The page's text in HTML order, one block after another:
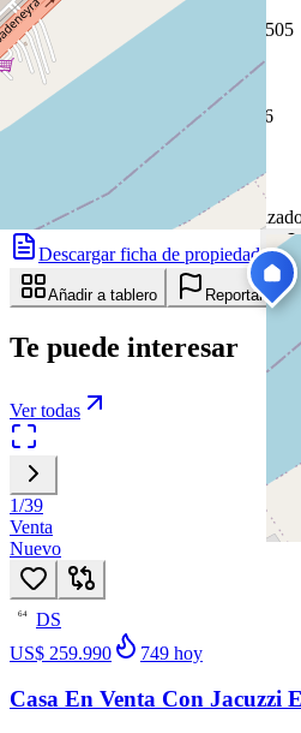
Coordenadas:
-2.049427 -79.914505
Cómo llegar
Publicado 15 de mayo de 2026
15 de mayo de 2026
83días en el mercado·
Descargar ficha de propiedad
Añadir a tablero Reportar
Te puede interesar
Ver todas
1/39
Venta
Nuevo
64
DS
US$ 259.990
749 hoy
Casa En Venta Con Jacuzzi